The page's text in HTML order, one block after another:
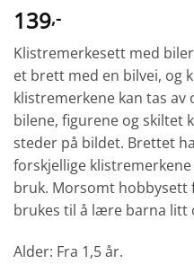
139,-
Klistremerkesett med
et brett med en bilvei, og
klistremerkene kan tas av
bilene, figurene og skiltet
steder på bildet. Brettet
forskjellige
bruk. Morsomt hobbysett
brukes til å lære barna litt
Alder: Fra 1,5 år.